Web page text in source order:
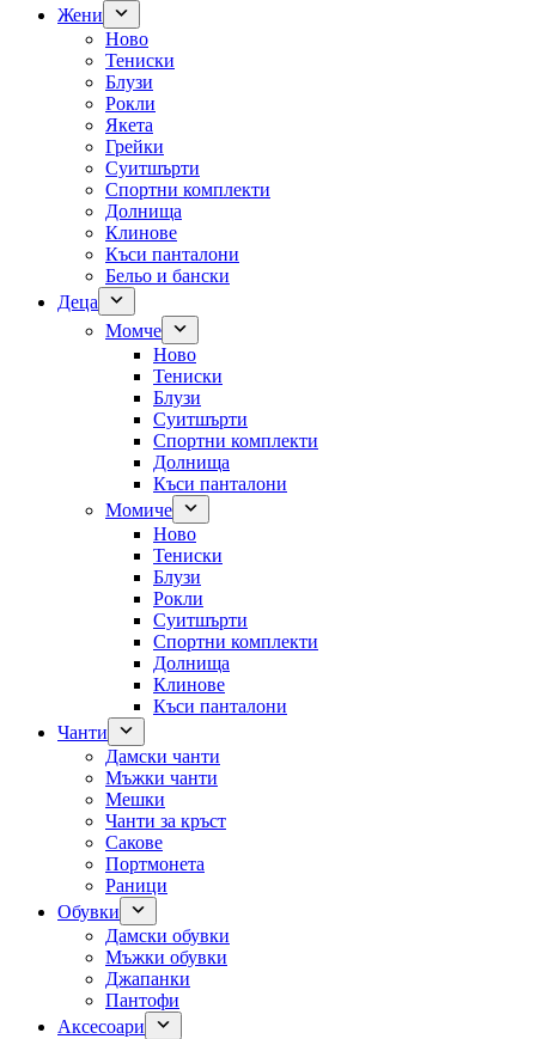
Жени
Ново
Тениски
Блузи
Рокли
Якета
Грейки
Суитшърти
Спортни комплекти
Долнища
Клинове
Къси панталони
Бельо и бански
Деца
Момче
Ново
Тениски
Блузи
Суитшърти
Спортни комплекти
Долнища
Къси панталони
Момиче
Ново
Тениски
Блузи
Рокли
Суитшърти
Спортни комплекти
Долнища
Клинове
Къси панталони
Чанти
Дамски чанти
Мъжки чанти
Мешки
Чанти за кръст
Сакове
Портмонета
Раници
Обувки
Дамски обувки
Мъжки обувки
Джапанки
Пантофи
Аксесоари